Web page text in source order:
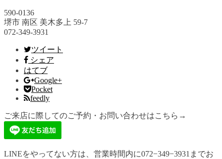
590-0136
堺市 南区 美木多上 59-7
072-349-3931
ツイート
シェア
はてブ
Google+
Pocket
feedly
ご来店に際してのご予約・お問い合わせはこちら→
LINEをやってない方は、営業時間内に072−349−3931までお